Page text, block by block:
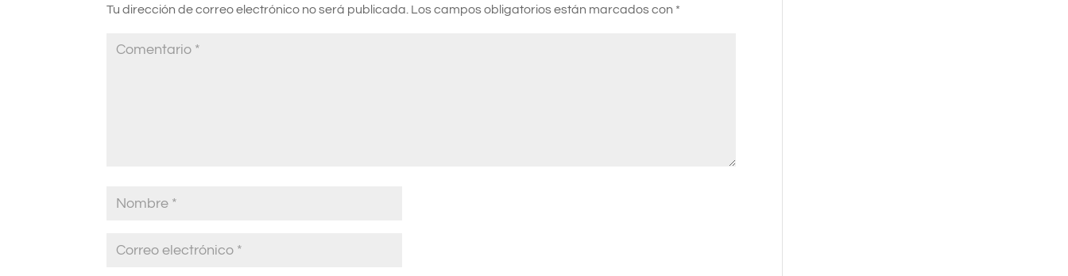
Tu dirección de correo electrónico no será publicada. Los campos obligatorios están marcados con *